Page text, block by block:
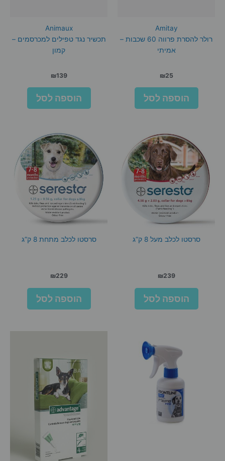
Amitay
רולר להסרת פרווה 60 שכבות –
אמיתי
₪25
הוספה לסל
Animaux
תכשיר נגד טפילים למכרסמים –
קמון
₪139
הוספה לסל
סרסטו לכלב מעל 8 ק”ג
₪239
הוספה לסל
סרסטו לכלב מתחת 8 ק”ג
₪229
הוספה לסל